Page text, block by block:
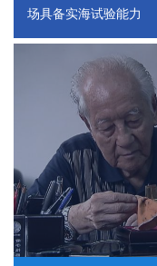
场具备实海试验能力